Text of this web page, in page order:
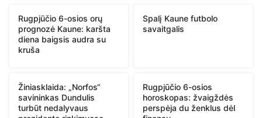
Rugpjūčio 6-osios orų
prognozė Kaune: karšta
diena baigsis audra su
kruša
Spalį Kaune futbolo
savaitgalis
Žiniasklaida: „Norfos“
savininkas Dundulis
turbūt nedalyvaus
Rugpjūčio 6-osios
horoskopas: žvaigždės
perspėja du ženklus dėl